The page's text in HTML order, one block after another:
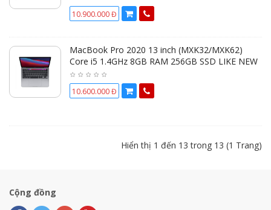
10.900.000 Đ
MacBook Pro 2020 13 inch (MXK32/MXK62)
Core i5 1.4GHz 8GB RAM 256GB SSD LIKE NEW
10.600.000 Đ
Hiển thị 1 đến 13 trong 13 (1 Trang)
Cộng đồng